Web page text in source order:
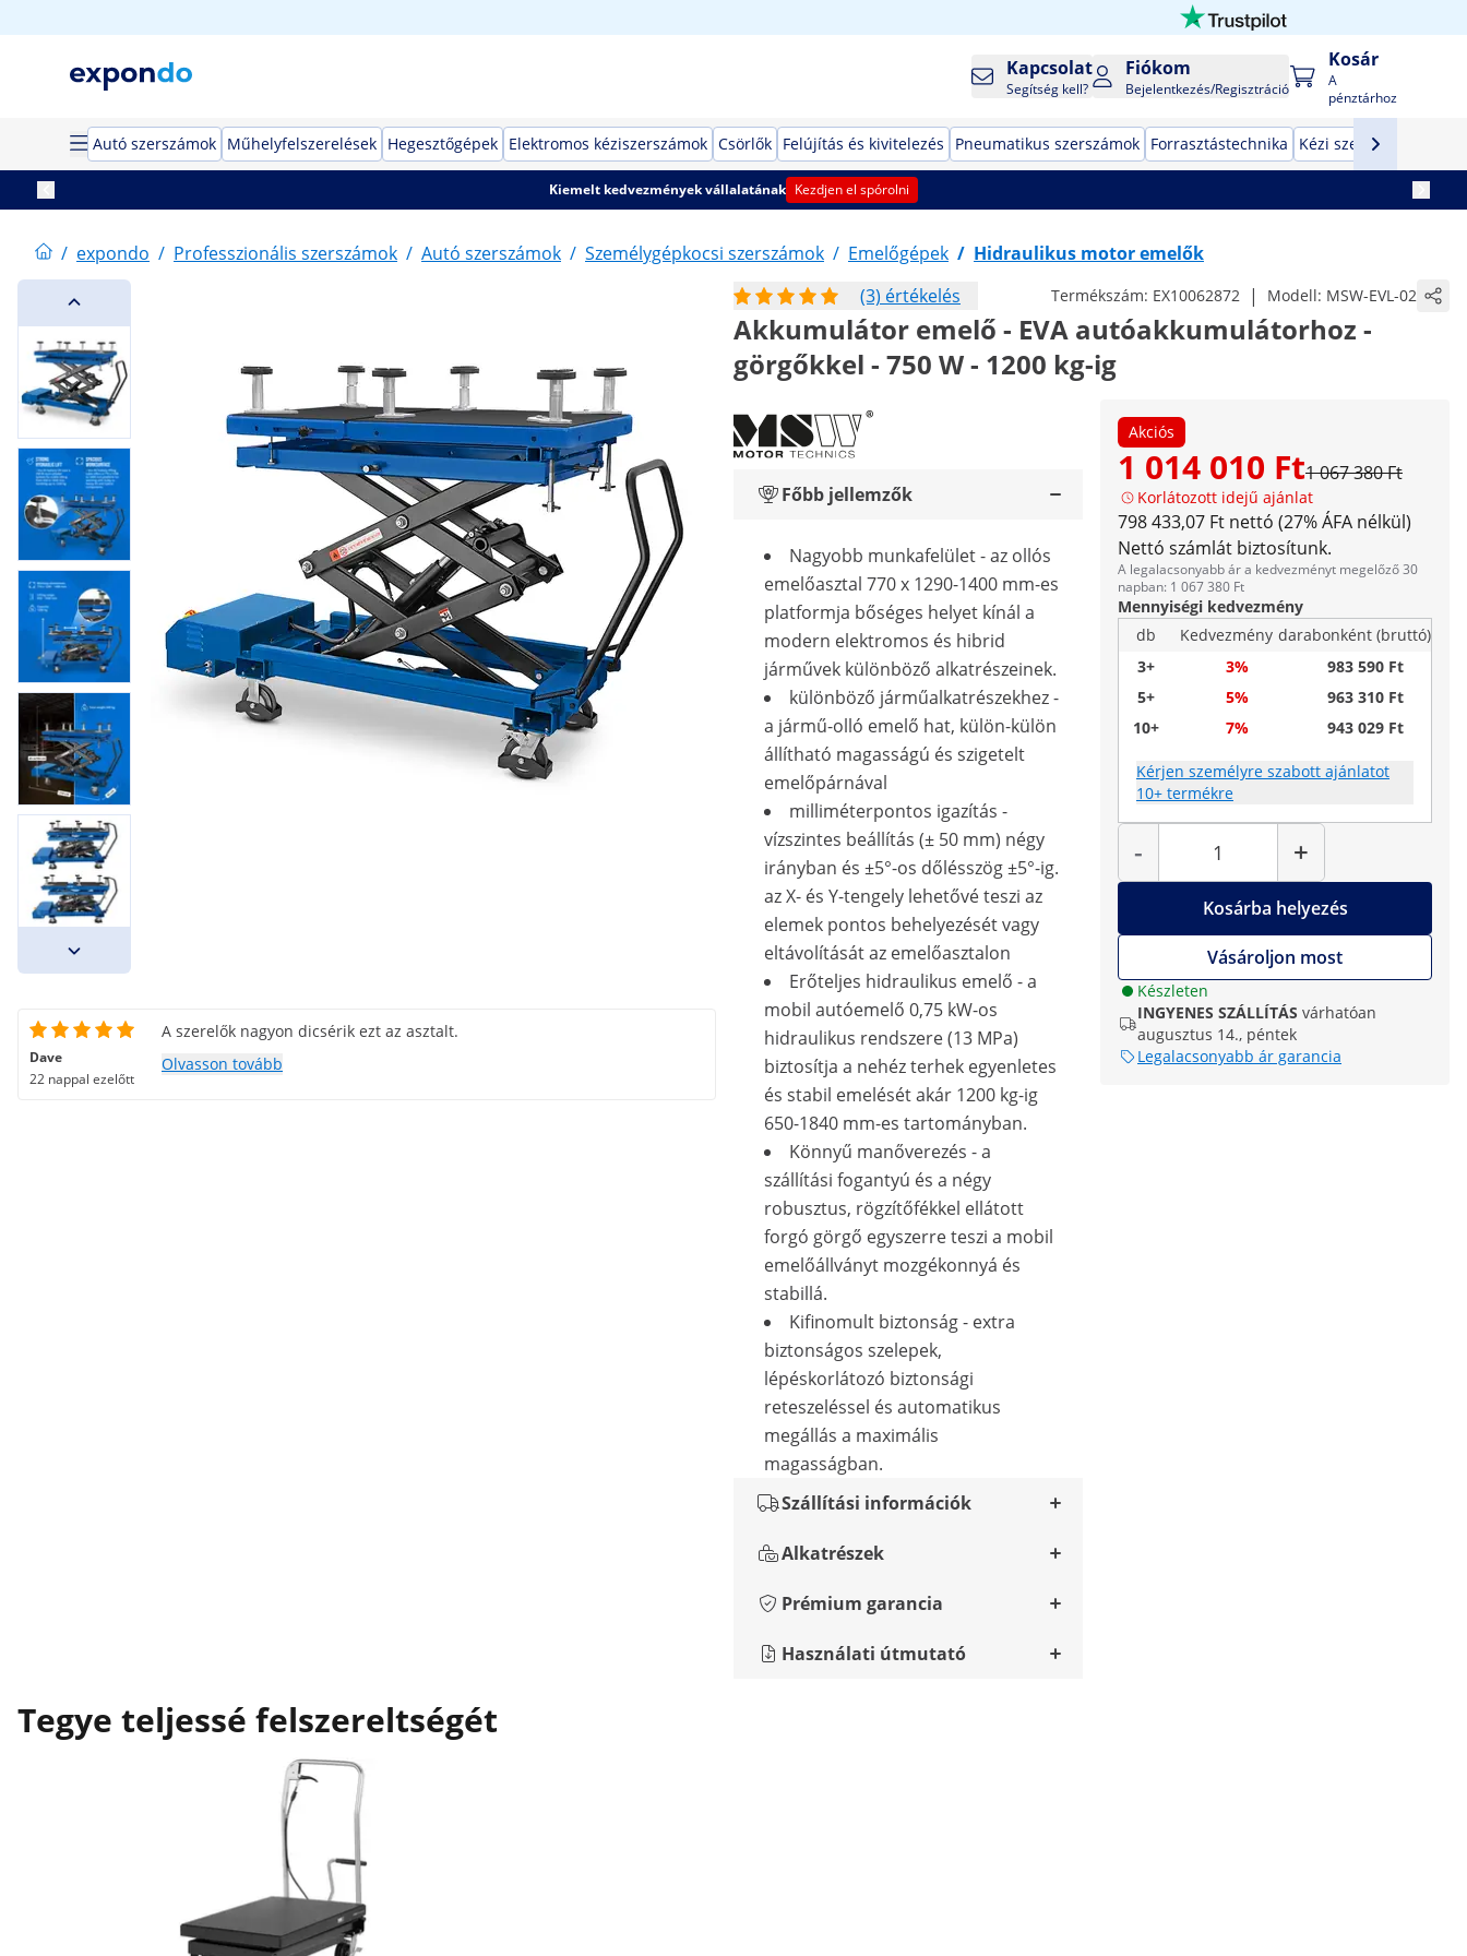
Kapcsolat
Segítség kell?
Fiókom
Bejelentkezés/Regisztráció
Kosár
A
pénztárhoz
Autó szerszámok Műhelyfelszerelések Hegesztőgépek Elektromos kéziszerszámok Csörlők Felújítás és kivitelezés Pneumatikus szerszámok Forrasztástechnika Kézi szerszámok
Kiemelt kedvezmények vállalatának Kezdjen el spórolni
/ expondo / Professzionális szerszámok / Autó szerszámok / Személygépkocsi szerszámok / Emelőgépek / Hidraulikus motor emelők
(3) értékelés
Termékszám: EX10062872 | Modell: MSW-EVL-02
Akkumulátor emelő - EVA autóakkumulátorhoz -
görgőkkel - 750 W - 1200 kg-ig
Akciós
1 014 010 Ft1 067 380 Ft
Korlátozott idejű ajánlat
798 433,07 Ft nettó (27% ÁFA nélkül)
Nettó számlát biztosítunk.
A legalacsonyabb ár a kedvezményt megelőző 30
napban: 1 067 380 Ft
Mennyiségi kedvezmény
db
Kedvezmény darabonként (bruttó)
3+
3%
983 590 Ft
5+
5%
963 310 Ft
10+
7% 943 029 Ft
Kérjen személyre szabott ajánlatot
10+ termékre
-
Mennyiség
+
Kosárba helyezés
Vásároljon most
Készleten
INGYENES SZÁLLÍTÁS várhatóan
augusztus 14., péntek
Legalacsonyabb ár garancia
Főbb jellemzők
Nagyobb munkafelület - az ollós
emelőasztal 770 x 1290-1400 mm-es
platformja bőséges helyet kínál a
modern elektromos és hibrid
járművek különböző alkatrészeinek.
különböző járműalkatrészekhez -
a jármű-olló emelő hat, külön-külön
állítható magasságú és szigetelt
emelőpárnával
milliméterpontos igazítás -
vízszintes beállítás (± 50 mm) négy
irányban és ±5°-os dőlésszög ±5°-ig.
az X- és Y-tengely lehetővé teszi az
elemek pontos behelyezését vagy
eltávolítását az emelőasztalon
Erőteljes hidraulikus emelő - a
mobil autóemelő 0,75 kW-os
hidraulikus rendszere (13 MPa)
biztosítja a nehéz terhek egyenletes
és stabil emelését akár 1200 kg-ig
650-1840 mm-es tartományban.
Könnyű manőverezés - a
szállítási fogantyú és a négy
robusztus, rögzítőfékkel ellátott
forgó görgő egyszerre teszi a mobil
emelőállványt mozgékonnyá és
stabillá.
Kifinomult biztonság - extra
biztonságos szelepek,
lépéskorlátozó biztonsági
reteszeléssel és automatikus
megállás a maximális
magasságban.
Szállítási információk
Alkatrészek
Prémium garancia
Használati útmutató
Dave
22 nappal ezelőtt
A szerelők nagyon dicsérik ezt az asztalt.
Olvasson tovább
Tegye teljessé felszereltségét